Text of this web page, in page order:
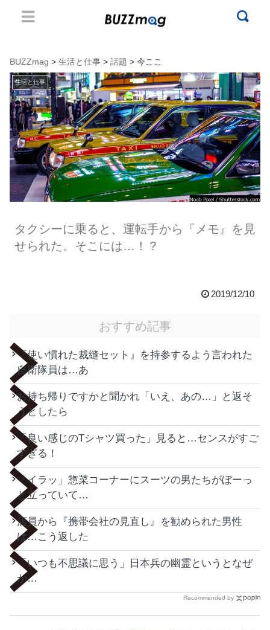
BUZZmag > 生活と仕事 > 話題 > 今ここ
生活と仕事
タクシーに乗ると、運転手から『メモ』を見
せられた。そこには…！？
2019/12/10
おすすめ記事
『使い慣れた裁縫セット』を持参するよう言われた
自衛隊員は…あ
お持ち帰りですかと聞かれ「いえ、あの…」と返そ
うとしたら
「良い感じのTシャツ買った」見ると…センスがすご
すぎる！
「イラッ」惣菜コーナーにスーツの男たちがぼーっ
と立っていて…
店員から『携帯会社の見直し』を勧められた男性
は…こう返した
「いつも不思議に思う」日本兵の幽霊というとなぜ
か…
Recommended by